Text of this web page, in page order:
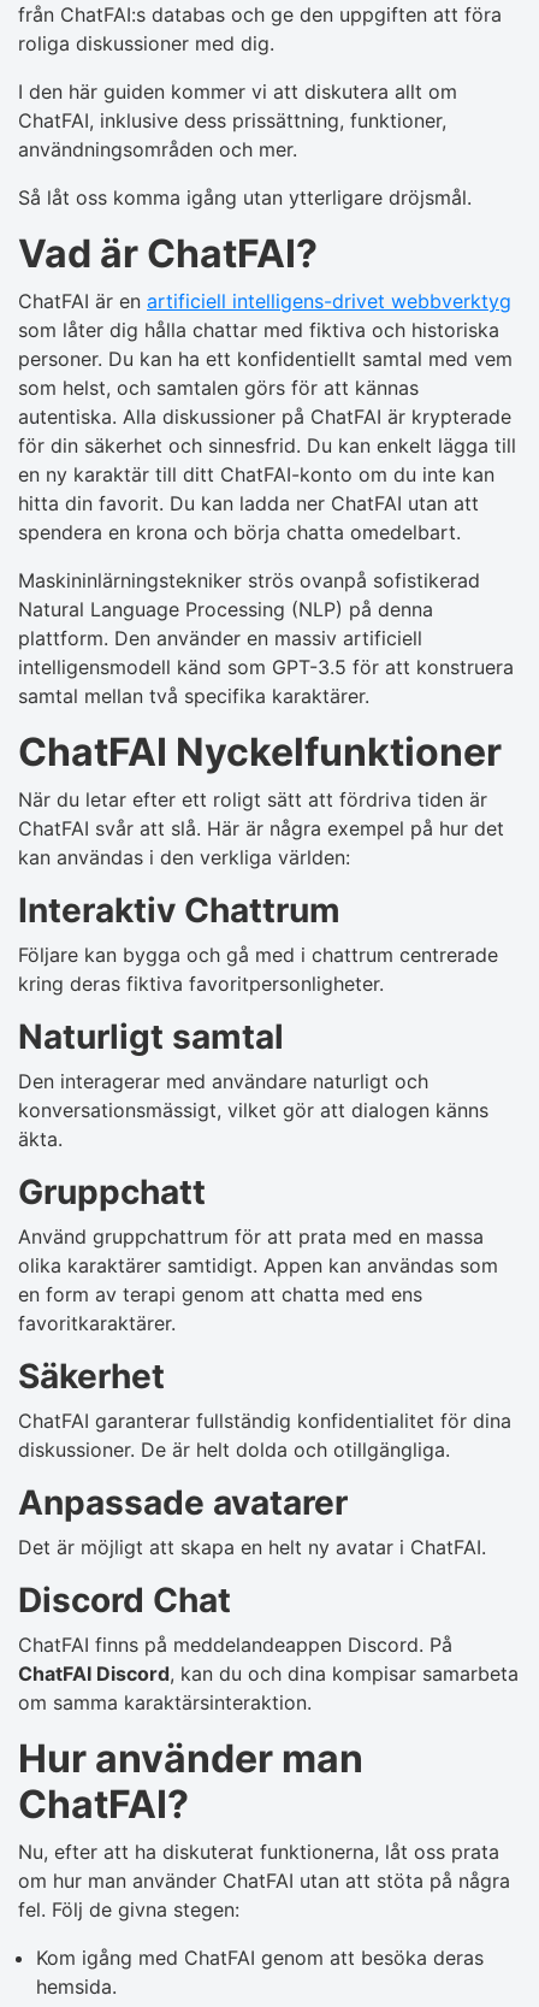
från ChatFAI:s databas och ge den uppgiften att föra
roliga diskussioner med dig.
I den här guiden kommer vi att diskutera allt om
ChatFAI, inklusive dess prissättning, funktioner,
användningsområden och mer.
Så låt oss komma igång utan ytterligare dröjsmål.
Vad är ChatFAI?
ChatFAI är en artificiell intelligens-drivet webbverktyg
som låter dig hålla chattar med fiktiva och historiska
personer. Du kan ha ett konfidentiellt samtal med vem
som helst, och samtalen görs för att kännas
autentiska. Alla diskussioner på ChatFAI är krypterade
för din säkerhet och sinnesfrid. Du kan enkelt lägga till
en ny karaktär till ditt ChatFAI-konto om du inte kan
hitta din favorit. Du kan ladda ner ChatFAI utan att
spendera en krona och börja chatta omedelbart.
Maskininlärningstekniker strös ovanpå sofistikerad
Natural Language Processing (NLP) på denna
plattform. Den använder en massiv artificiell
intelligensmodell känd som GPT-3.5 för att konstruera
samtal mellan två specifika karaktärer.
ChatFAI Nyckelfunktioner
När du letar efter ett roligt sätt att fördriva tiden är
ChatFAI svår att slå. Här är några exempel på hur det
kan användas i den verkliga världen:
Interaktiv Chattrum
Följare kan bygga och gå med i chattrum centrerade
kring deras fiktiva favoritpersonligheter.
Naturligt samtal
Den interagerar med användare naturligt och
konversationsmässigt, vilket gör att dialogen känns
äkta.
Gruppchatt
Använd gruppchattrum för att prata med en massa
olika karaktärer samtidigt. Appen kan användas som
en form av terapi genom att chatta med ens
favoritkaraktärer.
Säkerhet
ChatFAI garanterar fullständig konfidentialitet för dina
diskussioner. De är helt dolda och otillgängliga.
Anpassade avatarer
Det är möjligt att skapa en helt ny avatar i ChatFAI.
Discord Chat
ChatFAI finns på meddelandeappen Discord. På
ChatFAI Discord, kan du och dina kompisar samarbeta
om samma karaktärsinteraktion.
Hur använder man
ChatFAI?
Nu, efter att ha diskuterat funktionerna, låt oss prata
om hur man använder ChatFAI utan att stöta på några
fel. Följ de givna stegen:
Kom igång med ChatFAI genom att besöka deras
hemsida.